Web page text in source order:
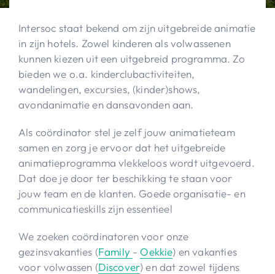
Intersoc staat bekend om zijn uitgebreide animatie
in zijn hotels. Zowel kinderen als volwassenen
kunnen kiezen uit een uitgebreid programma. Zo
bieden we o.a. kinderclubactiviteiten,
wandelingen, excursies, (kinder)shows,
avondanimatie en dansavonden aan.
Als coördinator stel je zelf jouw animatieteam
samen en zorg je ervoor dat het uitgebreide
animatieprogramma vlekkeloos wordt uitgevoerd.
Dat doe je door ter beschikking te staan voor
jouw team en de klanten. Goede organisatie- en
communicatieskills zijn essentieel
We zoeken coördinatoren voor onze
gezinsvakanties (Family - Oekkie) en vakanties
voor volwassen (Discover) en dat zowel tijdens